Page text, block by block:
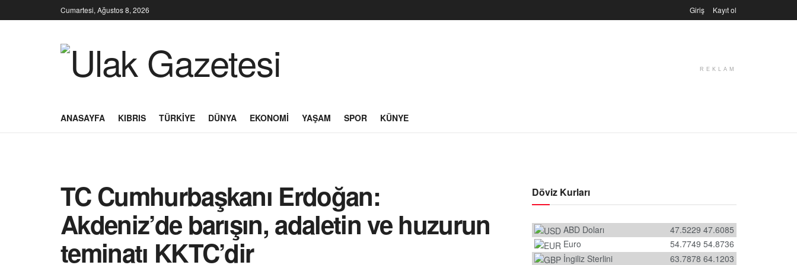
Cumartesi, Ağustos 8, 2026 Giriş Kayıt ol
REKLAM
ANASAYFA KIBRIS TÜRKIYE DÜNYA EKONOMI YAŞAM SPOR KÜNYE
TC Cumhurbaşkanı Erdoğan:
Akdeniz’de barışın, adaletin ve huzurun
teminatı KKTC’dir
Döviz Kurları
ABD Doları 47.6085
47.5229
Euro
54.8736
54.7749
İngiliz Sterlini
64.1203
63.7878